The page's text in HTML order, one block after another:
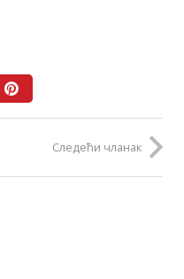
Следећи чланак